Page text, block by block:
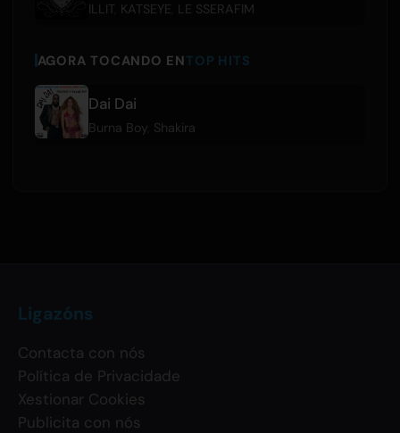
ILLIT, KATSEYE LE SSERAFIM
AGORA TOCANDO ENTOP HITS
Dai Dai
Burna Boy, Shakira
Ligazóns
Contacta con nós
Política de Privacidade
Xestionar Cookies
Publicita con nós